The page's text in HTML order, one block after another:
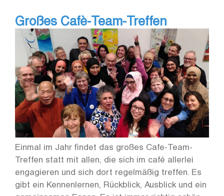
Großes Cafè-Team-Treffen
Einmal im Jahr findet das großes Cafe-Team-
Treffen statt mit allen, die sich im café allerlei
engagieren und sich dort regelmäßig treffen. Es
gibt ein Kennenlernen, Rückblick, Ausblick und ein